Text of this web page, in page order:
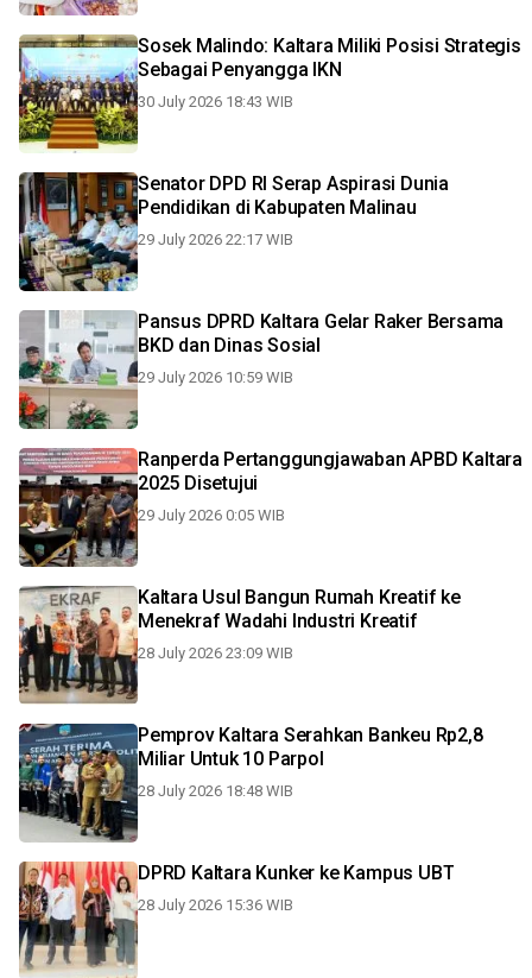
Sosek Malindo: Kaltara Miliki Posisi Strategis
Sebagai Penyangga IKN
30 July 2026 18:43 WIB
Senator DPD RI Serap Aspirasi Dunia
Pendidikan di Kabupaten Malinau
29 July 2026 22:17 WIB
Pansus DPRD Kaltara Gelar Raker Bersama
BKD dan Dinas Sosial
29 July 2026 10:59 WIB
Ranperda Pertanggungjawaban APBD Kaltara
2025 Disetujui
29 July 2026 0:05 WIB
Kaltara Usul Bangun Rumah Kreatif ke
Menekraf Wadahi Industri Kreatif
28 July 2026 23:09 WIB
Pemprov Kaltara Serahkan Bankeu Rp2,8
Miliar Untuk 10 Parpol
28 July 2026 18:48 WIB
DPRD Kaltara Kunker ke Kampus UBT
28 July 2026 15:36 WIB